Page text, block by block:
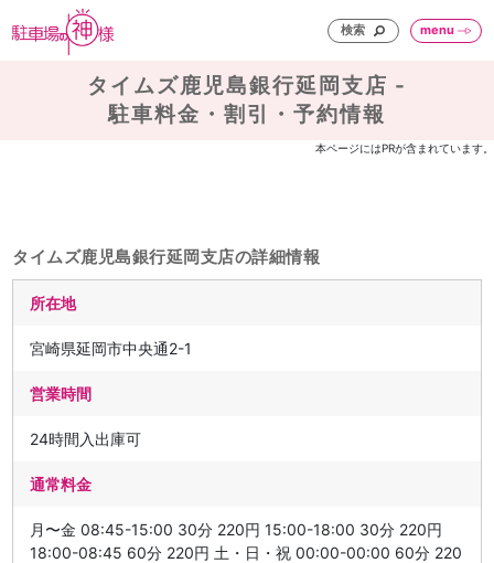
検索 menu
タイムズ鹿児島銀行延岡支店 -
駐車料金・割引・予約情報
本ページにはPRが含まれています。
タイムズ鹿児島銀行延岡支店の詳細情報
所在地
宮崎県延岡市中央通2-1
営業時間
24時間入出庫可
通常料金
月〜金 08:45-15:00 30分 220円 15:00-18:00 30分 220円
18:00-08:45 60分 220円 土・日・祝 00:00-00:00 60分 220